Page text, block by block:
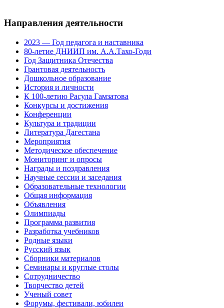
Направления деятельности
2023 — Год педагога и наставника
80-летие ДНИИП им. А.А.Тахо-Годи
Год Защитника Отечества
Грантовая деятельность
Дошкольное образование
История и личности
К 100-летию Расула Гамзатова
Конкурсы и достижения
Конференции
Культура и традиции
Литература Дагестана
Мероприятия
Методическое обеспечение
Мониторинг и опросы
Награды и поздравления
Научные сессии и заседания
Образовательные технологии
Общая информация
Объявления
Олимпиады
Программа развития
Разработка учебников
Родные языки
Русский язык
Сборники материалов
Семинары и круглые столы
Сотрудничество
Творчество детей
Ученый совет
Форумы, фестивали, юбилеи